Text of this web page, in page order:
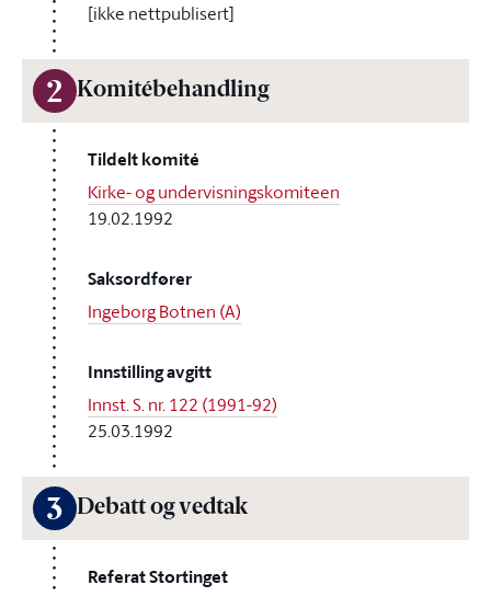
[ikke nettpublisert]
2 Komitébehandling
Tildelt komité
Kirke- og undervisningskomiteen
19.02.1992
Saksordfører
Ingeborg Botnen (A)
Innstilling avgitt
Innst. S. nr. 122 (1991-92)
25.03.1992
3 Debatt og vedtak
Referat Stortinget